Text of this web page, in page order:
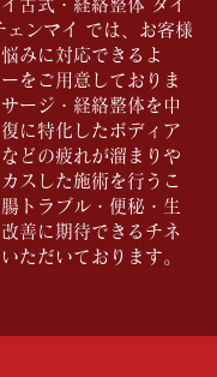
古式・経絡整体 タイ
ェンマイ では、お客様
みに対応できるよ
をご用意しておりま
ージ・経絡整体を中
に特化したボディア
どの疲れが溜まりや
スした施術を行うこ
トラブル・便秘・生
善に期待できるチネ
ただいております。